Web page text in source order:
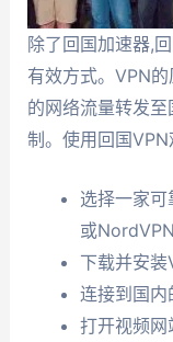
除了回国加速器,
有效方式。VPN
的网络流量转发
制。使用回国
选择一家
或NordVPN
下载并安装
连接到国内
打开视频网